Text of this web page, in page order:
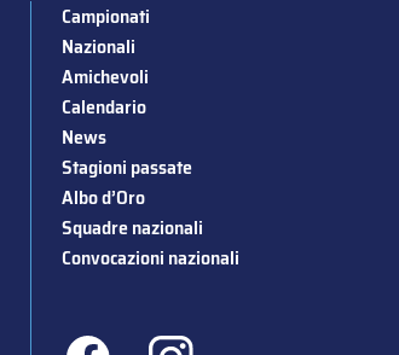
Campionati
Nazionali
Amichevoli
Calendario
News
Stagioni passate
Albo d’Oro
Squadre nazionali
Convocazioni nazionali